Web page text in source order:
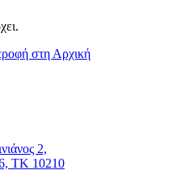
στη Αρχική
2,
ΤΚ 10210